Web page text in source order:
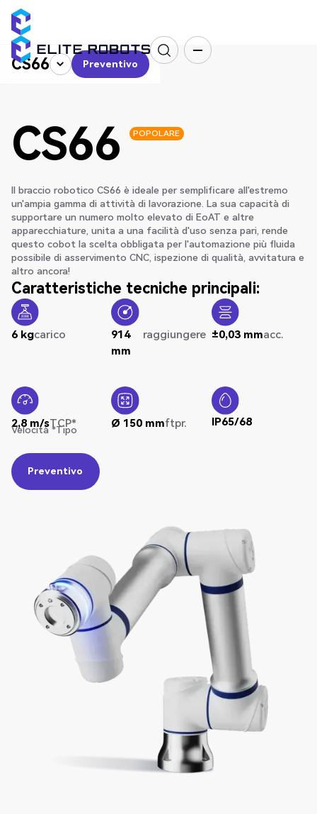
CS66
Preventivo
Preventivo
CS66 POPOLARE
Il braccio robotico CS66 è ideale per semplificare all'estremo
un'ampia gamma di attività di lavorazione. La sua capacità di
supportare un numero molto elevato di EoAT e altre
apparecchiature, unita a una facilità d'uso senza pari, rende
questo cobot la scelta obbligata per l'automazione più fluida
possibile di asservimento CNC, ispezione di qualità, avvitatura e
altro ancora!
Caratteristiche tecniche principali:
6 kgcarico
914
mm
raggiungere ±0,03 mmacc.
2,8 m/sTCP*
Velocità *Tipo Ø 150 mmftpr. IP65/68
Preventivo
Preventivo